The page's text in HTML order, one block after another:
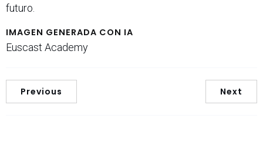
futuro.
IMAGEN GENERADA CON IA
Euscast Academy
Previous Next